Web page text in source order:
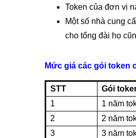
Token của đơn vị
Một số nhà cung
cho tổng đài họ
Mức giá các gói token
STT Gói
1
1 năm
2
2 năm
3
3 năm